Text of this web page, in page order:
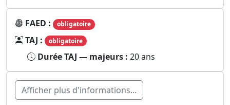
FAED : obligatoire
TAJ : obligatoire
Durée TAJ — majeurs : 20 ans
Afficher plus d'informations...